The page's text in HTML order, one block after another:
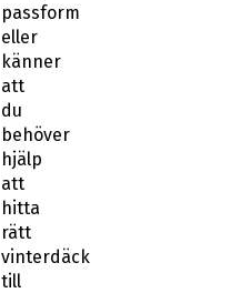
passform
eller
känner
att
du
behöver
hjälp
att
hitta
rätt
vinterdäck
till